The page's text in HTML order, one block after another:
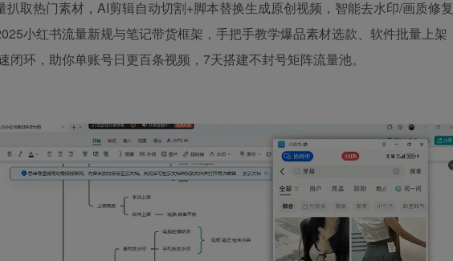
取热门素材，AI剪辑自动切割+脚本替换生成原创视频，智能去水印/画质修
小红书流量新规与笔记带货框架，手把手教学爆品素材选款、软件批量上架
闭环，助你单账号日更百条视频，7天搭建不封号矩阵流量池。